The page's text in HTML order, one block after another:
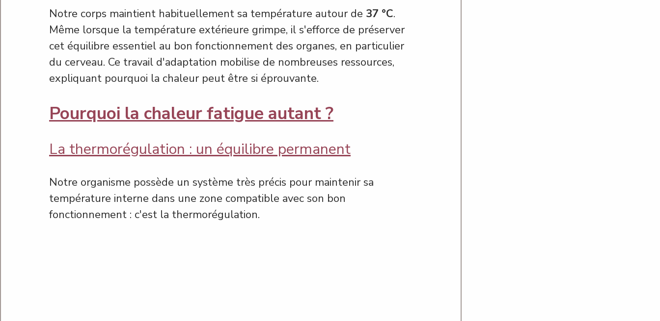
Notre corps maintient habituellement sa température autour de 37 °C.
Même lorsque la température extérieure grimpe, il s'efforce de préserver
cet équilibre essentiel au bon fonctionnement des organes, en particulier
du cerveau. Ce travail d'adaptation mobilise de nombreuses ressources,
expliquant pourquoi la chaleur peut être si éprouvante.
Pourquoi la chaleur fatigue autant ?
La thermorégulation : un équilibre permanent
Notre organisme possède un système très précis pour maintenir sa
température interne dans une zone compatible avec son bon
fonctionnement : c'est la thermorégulation.